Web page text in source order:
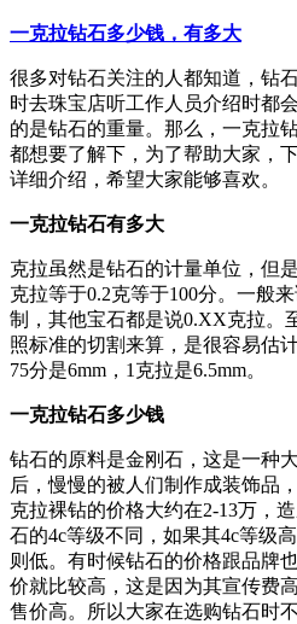
一克拉钻石多少钱，有多大
很多对钻石关注的人都知道，钻
时去珠宝店听工作人员介绍时都
的是钻石的重量。那么，一克拉
都想要了解下，为了帮助大家，
详细介绍，希望大家能够喜欢。
一克拉钻石有多大
克拉虽然是钻石的计量单位，但
克拉等于0.2克等于100分。一般
制，其他宝石都是说0.XX克拉。
照标准的切割来算，是很容易估
75分是6mm，1克拉是6.5mm。
一克拉钻石多少钱
钻石的原料是金刚石，这是一种
后，慢慢的被人们制作成装饰品
克拉裸钻的价格大约在2-13万，
石的4c等级不同，如果其4c等级
则低。有时候钻石的价格跟品牌
价就比较高，这是因为其宣传费
售价高。所以大家在选购钻石时